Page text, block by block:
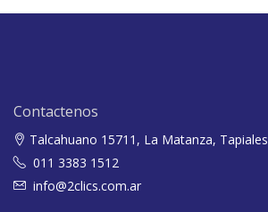
Contactenos
Talcahuano 15711, La Matanza, Tapiales
011 3383 1512
info@2clics.com.ar